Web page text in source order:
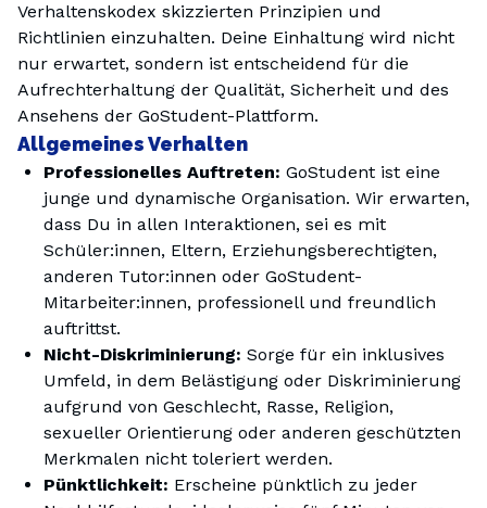
Verhaltenskodex skizzierten Prinzipien und
Richtlinien einzuhalten. Deine Einhaltung wird nicht
nur erwartet, sondern ist entscheidend für die
Aufrechterhaltung der Qualität, Sicherheit und des
Ansehens der GoStudent-Plattform.
Allgemeines Verhalten
Professionelles Auftreten: GoStudent ist eine
junge und dynamische Organisation. Wir erwarten,
dass Du in allen Interaktionen, sei es mit
Schüler:innen, Eltern, Erziehungsberechtigten,
anderen Tutor:innen oder GoStudent-
Mitarbeiter:innen, professionell und freundlich
auftrittst.
Nicht-Diskriminierung: Sorge für ein inklusives
Umfeld, in dem Belästigung oder Diskriminierung
aufgrund von Geschlecht, Rasse, Religion,
sexueller Orientierung oder anderen geschützten
Merkmalen nicht toleriert werden.
Pünktlichkeit: Erscheine pünktlich zu jeder